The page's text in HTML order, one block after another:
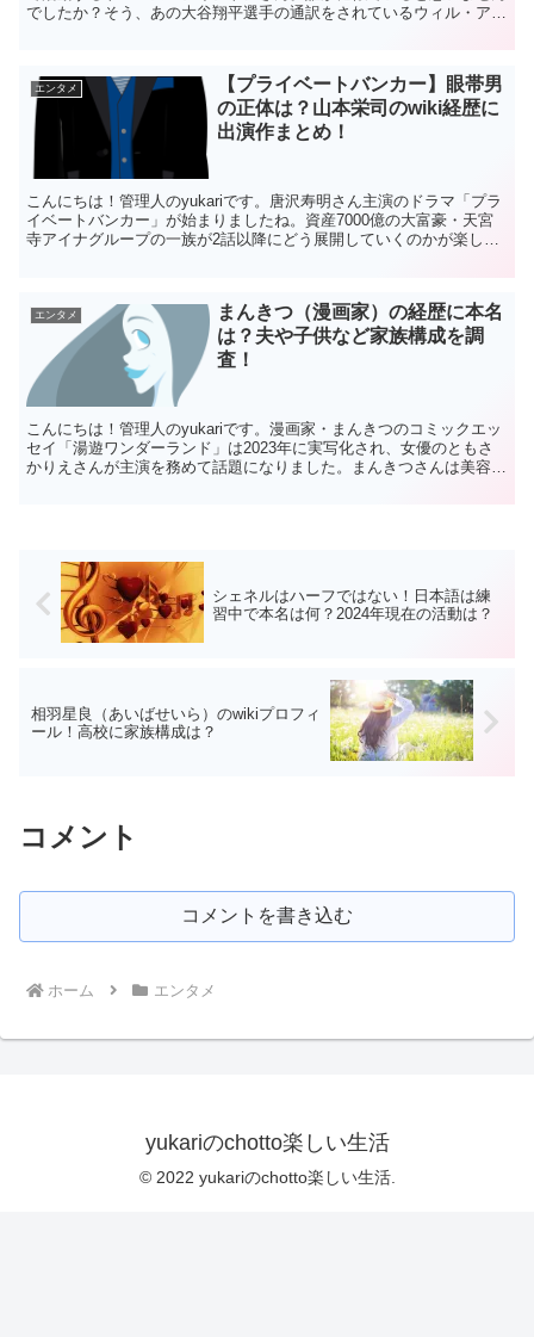
でしたか？そう、あの大谷翔平選手の通訳をされているウィル・アイ
エンタメ
【プライベートバンカー】眼帯男
の正体は？山本栄司のwiki経歴に
出演作まとめ！
こんにちは！管理人のyukariです。唐沢寿明さん主演のドラマ「プラ
イベートバンカー」が始まりましたね。資産7000億の大富豪・天宮
寺アイナグループの一族が2話以降にどう展開していくのかが楽しみ
エンタメ
まんきつ（漫画家）の経歴に本名
は？夫や子供など家族構成を調
査！
こんにちは！管理人のyukariです。漫画家・まんきつのコミックエッ
セイ「湯遊ワンダーランド」は2023年に実写化され、女優のともさ
かりえさんが主演を務めて話題になりました。まんきつさんは美容バ
シェネルはハーフではない！日本語は練
習中で本名は何？2024年現在の活動は？
相羽星良（あいばせいら）のwikiプロフィ
ール！高校に家族構成は？
コメント
コメントを書き込む
ホーム エンタメ
yukariのchotto楽しい生活
© 2022 yukariのchotto楽しい生活.